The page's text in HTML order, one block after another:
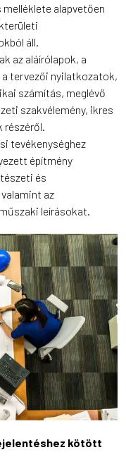
melléklete alapvetően
áll.
az aláírólapok, a
tervezői nyilatkozatok,
számítás, meglévő
szakvélemény, ikres
részéről.
tevékenységhez
építmény
és
az
leírásokat.
kötött